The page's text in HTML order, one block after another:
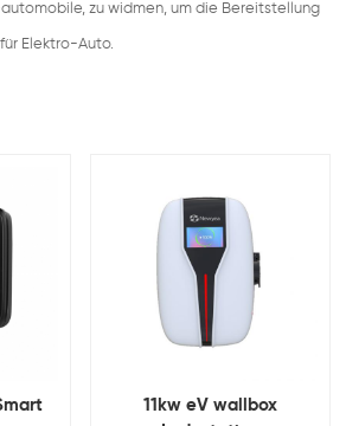
zu widmen, um die Bereitstellung
Elektro-Auto.
11kw eV wallbox